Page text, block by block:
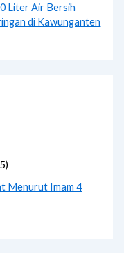
Liter Air Bersih
di Kawunganten
Menurut Imam 4